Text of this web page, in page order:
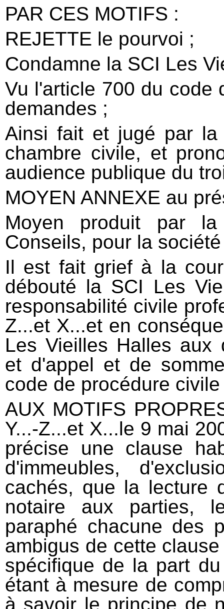
PAR CES MOTIFS :
REJETTE le pourvoi ;
Condamne la SCI Les
Vu l'article 700 du code
demandes ;
Ainsi fait et jugé par la
chambre civile, et
audience publique du
MOYEN ANNEXE au
Moyen produit par
Conseils, pour la
Il est fait grief à la
débouté la SCI Les
responsabilité civile
Z...et X...et en
Les Vieilles Halles aux
et d'appel et de
code de procédure
AUX MOTIFS
Y...-Z...et X...le 9 mai
précise une clause
d'immeubles,
cachés, que la lecture
notaire aux parties,
paraphé chacune des
ambigus de cette
spécifique de la part
étant à mesure de
à savoir le principe de